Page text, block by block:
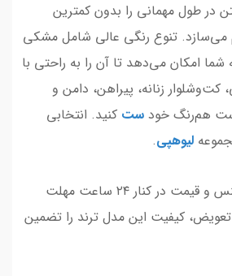
در طول مهمانی را بدون کمترین
تنوع رنگی عالی شامل مشکی
شما امکان می‌دهد تا آن را به راحتی با
زنانه، پیراهن، دامن و
هم‌رنگ خود ست کنید. انتخابی
لیوهپی.
ما با ضمانت بهترین جنس و قیمت در کنار ۲۴ ساعت مهلت
مهلت تعویض، کیفیت این مدل ترند را تضمین